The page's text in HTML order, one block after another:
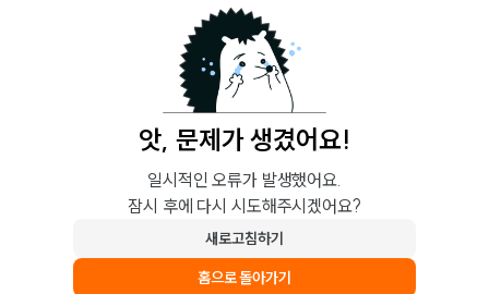
앗, 문제가 생겼어요!
일시적인 오류가 발생했어요.
잠시 후에 다시 시도해주시겠어요?
새로고침하기
홈으로 돌아가기